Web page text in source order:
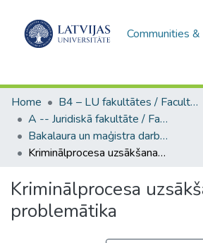
Communities
Home
B4 – LU fakultātes / Faculties of the UL
A -- Juridiskā fakultāte / Faculty of Law
Bakalaura un maģistra darbi (JF) / Bachelor's and Master's theses
Kriminālprocesa uzsākšanas problemātika
Kriminālprocesa
problemātika